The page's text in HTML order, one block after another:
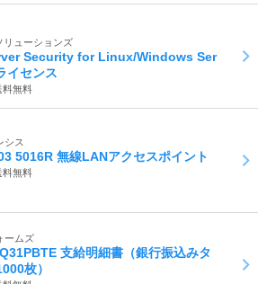
リューションズ
Security for Linux/Windows Ser
イセンス
料無料
シス
5016R 無線LANアクセスポイント
料無料
ームズ
支給明細書（銀行振込みタ
枚）